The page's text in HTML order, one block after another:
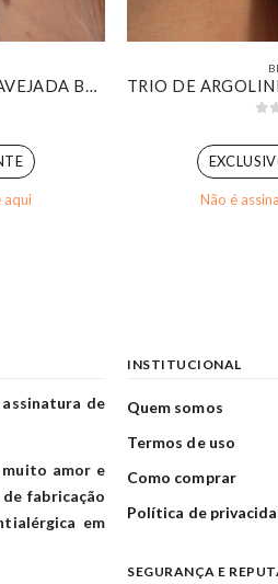
BRINCO DESIGN BOLSA CRAVEJADA BANHADO EM OURO BRANCO
aqui Não é
de
muito amor e
fabricação
em
INSTITUCIONAL
Quem somos
Termos de uso
Como comprar
Política de
SEGURANÇA E